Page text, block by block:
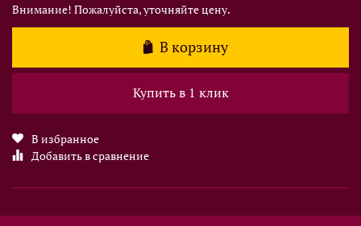
Внимание! Пожалуйста, уточняйте цену.
В корзину
Купить в 1 клик
В избранное
Добавить в сравнение